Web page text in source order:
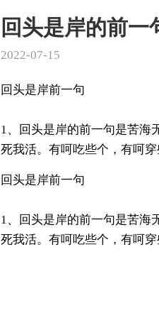
回头是岸的前一
2022-07-15
回头是岸前一句
1、回头是岸的前一句是苦海
死我活。有呵吃些个，有呵
回头是岸前一句
1、回头是岸的前一句是苦海
死我活。有呵吃些个，有呵